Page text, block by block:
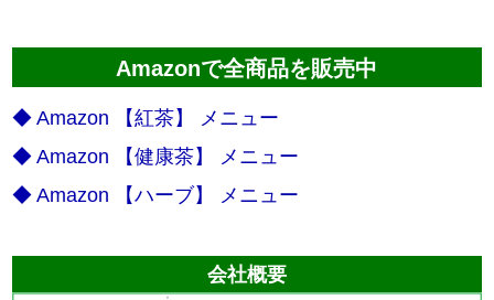
Amazonで全商品を販売中
◆ Amazon 【紅茶】 メニュー
◆ Amazon 【健康茶】 メニュー
◆ Amazon 【ハーブ】 メニュー
会社概要